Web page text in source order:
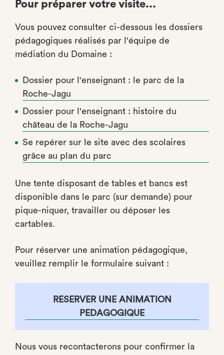
Pour préparer votre visite...
Vous pouvez consulter ci-dessous les dossiers
pédagogiques réalisés par l'équipe de
médiation du Domaine :
Dossier pour l'enseignant : le parc de la
Roche-Jagu
Dossier pour l'enseignant : histoire du
château de la Roche-Jagu
Se repérer sur le site avec des scolaires
grâce au plan du parc
Une tente disposant de tables et bancs est
disponible dans le parc (sur demande) pour
pique-niquer, travailler ou déposer les
cartables.
Pour réserver une animation pédagogique,
veuillez remplir le formulaire suivant :
RESERVER UNE ANIMATION
PEDAGOGIQUE
Nous vous recontacterons pour confirmer la